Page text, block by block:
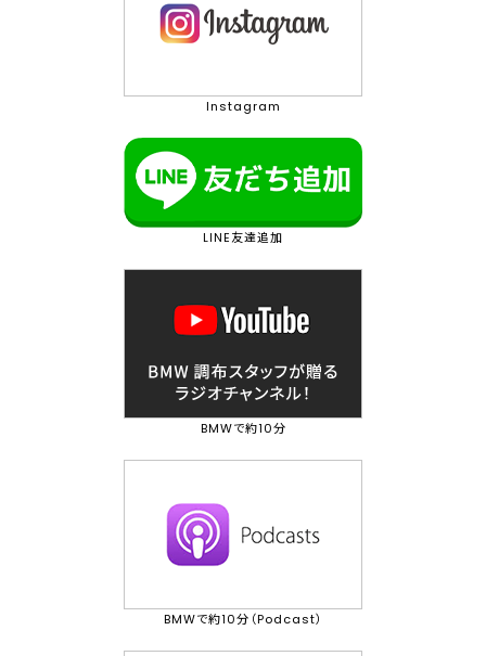
Instagram
LINE友達追加
BMWで約10分
BMWで約10分（Podcast）